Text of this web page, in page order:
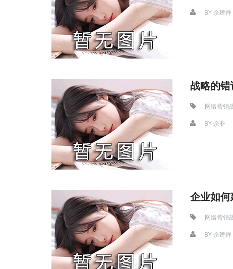
BY余建祥
战略的
网络营销
BY余非
企业如何
网络营销
BY余建祥